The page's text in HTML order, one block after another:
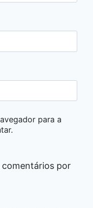
para a
por